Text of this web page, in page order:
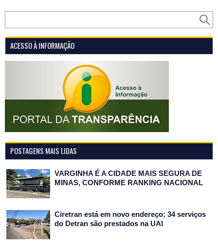
ACESSO À INFORMAÇÃO
POSTAGENS MAIS LIDAS
VARGINHA É A CIDADE MAIS SEGURA DE
MINAS, CONFORME RANKING NACIONAL
Ciretran está em novo endereço; 34 serviços
do Detran são prestados na UAI